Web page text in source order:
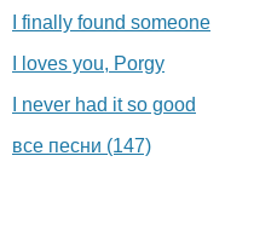
I finally found someone
I loves you, Porgy
I never had it so good
все песни (147)